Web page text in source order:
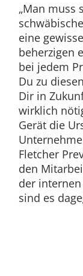
„Man muss
eine
beherzigen
bei jedem
Du zu
Dir in
wirklich
Gerät die
Fletcher
den
der
sind es